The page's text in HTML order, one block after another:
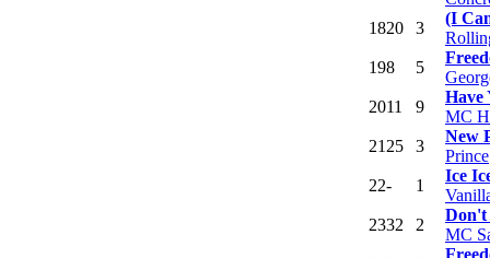
1820 3
(I
198 5
2011 9
Have
MC
21 25 3
New
Prince
22- 1
Ice
2332 2
Don't
MC